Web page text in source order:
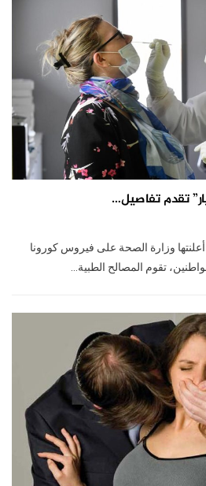
تقدم تفاصيل…
وزارة الصحة على فيروس كورونا
تقوم المصالح الطبية…